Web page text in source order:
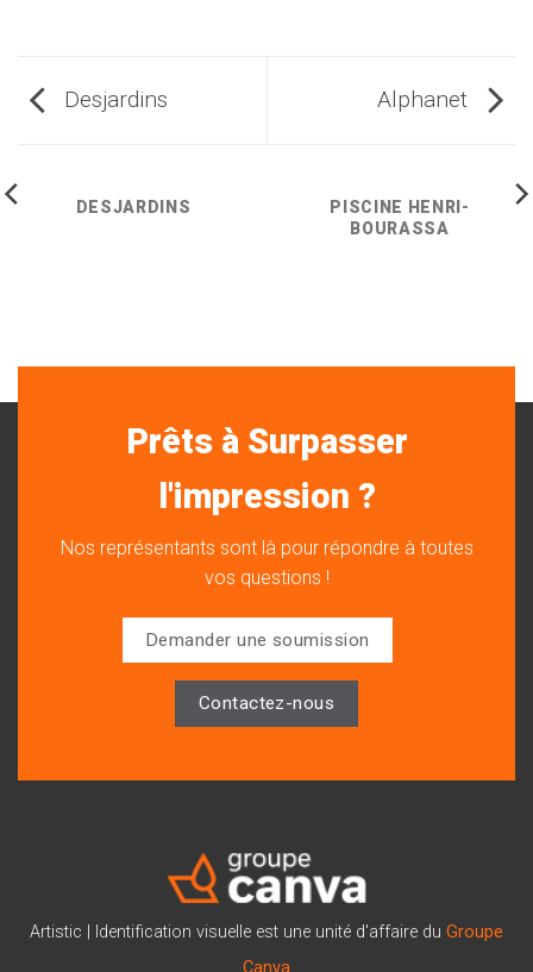
Desjardins Alphanet
DESJARDINS
PISCINE HENRI-
BOURASSA
Prêts à Surpasser
l'impression ?
Nos représentants sont là pour répondre à toutes
vos questions !
Demander une soumission
Contactez-nous
Artistic | Identification visuelle est une unité d'affaire du Groupe